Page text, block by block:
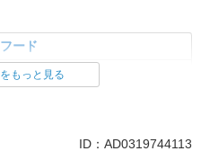
ード
もっと見る
ID：AD0319744113